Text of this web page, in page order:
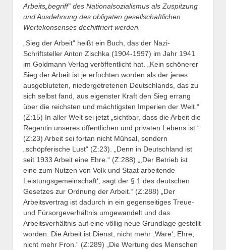
Arbeits„begriff“ des Nationalsozialismus als Zuspitzung
und Ausdehnung des obligaten gesellschaftlichen
Wertekonsenses dechiffriert werden.
„Sieg der Arbeit“ heißt ein Buch, das der Nazi-
Schriftsteller Anton Zischka (1904-1997) im Jahr 1941
im Goldmann Verlag veröffentlicht hat. „Kein schönerer
Sieg der Arbeit ist je erfochten worden als der jenes
ausgebluteten, niedergetretenen Deutschlands, das zu
sich selbst fand, aus eigenster Kraft den Sieg errang
über die reichsten und mächtigsten Imperien der Welt.“
(Z:15) In aller Welt sei jetzt „sichtbar, dass die Arbeit die
Regentin unseres öffentlichen und privaten Lebens ist.“
(Z:23) Arbeit sei fortan nicht Mühsal, sondern
„schöpferische Lust“ (Z:23). „Denn in Deutschland ist
seit 1933 Arbeit eine Ehre.“ (Z:288) „,Der Betrieb ist
eine zum Nutzen von Volk und Staat arbeitende
Leistungsgemeinschaft‘, sagt der § 1 des deutschen
Gesetzes zur Ordnung der Arbeit.“ (Z:288) „Der
Arbeitsvertrag ist dadurch in ein gegenseitiges Treue-
und Fürsorgeverhältnis umgewandelt und das
Arbeitsverhältnis auf eine völlig neue Grundlage gestellt
worden. Die Arbeit ist Dienst, nicht mehr ,Ware‘; Ehre,
nicht mehr Fron.“ (Z:289) „Die Wertung des Menschen